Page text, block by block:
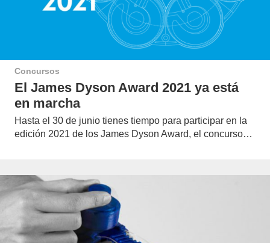
Concursos
El James Dyson Award 2021 ya está
en marcha
Hasta el 30 de junio tienes tiempo para participar en la
edición 2021 de los James Dyson Award, el concurso…